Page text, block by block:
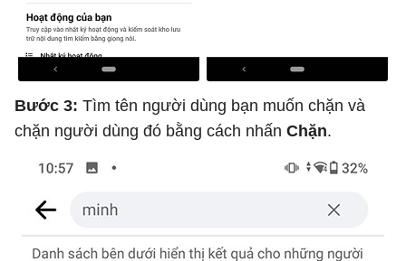
Bước 3: Tìm tên người dùng bạn muốn chặn và
chặn người dùng đó bằng cách nhấn Chặn.